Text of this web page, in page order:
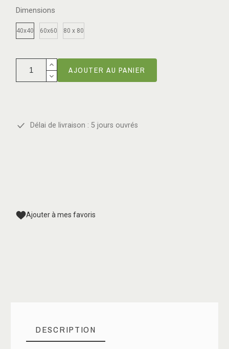
Dimensions
40x40 60x60 80 x 80
AJOUTER AU PANIER
Délai de livraison : 5 jours ouvrés
Ajouter à mes favoris
DESCRIPTION